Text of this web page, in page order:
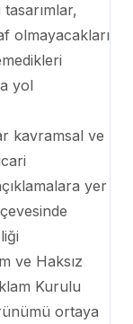
olmayacakları
yol
kavramsal ve
yer
ve Haksız
Kurulu
ortaya